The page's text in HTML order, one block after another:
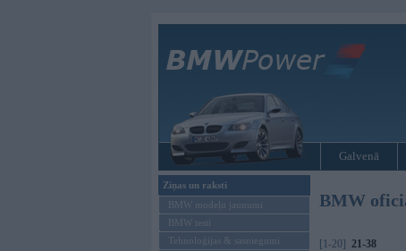
Galvenā
Ziņas un raksti
BMW modeļu jaunumi
BMW testi
Tehnoloģijas & sasniegumi
BMW
[1-20] 21-38